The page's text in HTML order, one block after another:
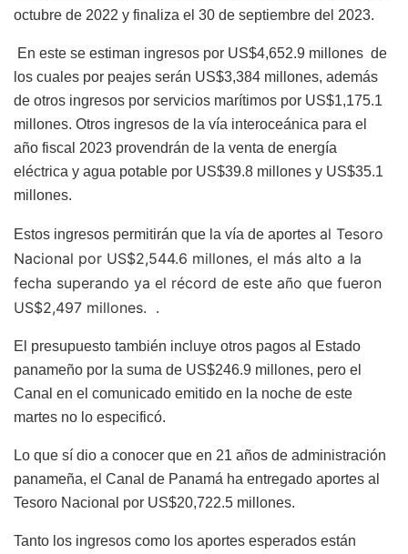
octubre de 2022 y finaliza el 30 de septiembre del 2023.
En este se estiman ingresos por US$4,652.9 millones de
los cuales por peajes serán US$3,384 millones, además
de otros ingresos por servicios marítimos por US$1,175.1
millones. Otros ingresos de la vía interoceánica para el
año fiscal 2023 provendrán de la venta de energía
eléctrica y agua potable por US$39.8 millones y US$35.1
millones.
Estos ingresos permitirán que la vía de aportes al Tesoro
Nacional por US$2,544.6 millones, el más alto a la
fecha superando ya el récord de este año que fueron
US$2,497 millones. .
El presupuesto también incluye otros pagos al Estado
panameño por la suma de US$246.9 millones, pero el
Canal en el comunicado emitido en la noche de este
martes no lo especificó.
Lo que sí dio a conocer que en 21 años de administración
panameña, el Canal de Panamá ha entregado aportes al
Tesoro Nacional por US$20,722.5 millones.
Tanto los ingresos como los aportes esperados están